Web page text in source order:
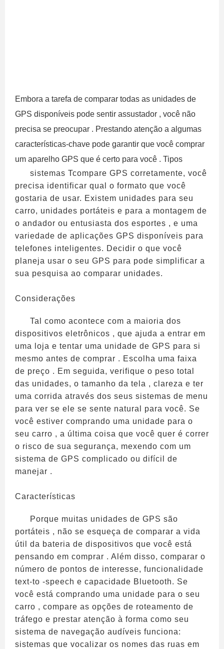
Embora a tarefa de comparar todas as unidades de
GPS disponíveis pode sentir assustador , você não
precisa se preocupar . Prestando atenção a algumas
características-chave pode garantir que você comprar
um aparelho GPS que é certo para você . Tipos
sistemas Tcompare GPS corretamente, você
precisa identificar qual o formato que você
gostaria de usar. Existem unidades para seu
carro, unidades portáteis e para a montagem de
o andador ou entusiasta dos esportes , e uma
variedade de aplicações GPS disponíveis para
telefones inteligentes. Decidir o que você
planeja usar o seu GPS para pode simplificar a
sua pesquisa ao comparar unidades.
Considerações
Tal como acontece com a maioria dos
dispositivos eletrônicos , que ajuda a entrar em
uma loja e tentar uma unidade de GPS para si
mesmo antes de comprar . Escolha uma faixa
de preço . Em seguida, verifique o peso total
das unidades, o tamanho da tela , clareza e ter
uma corrida através dos seus sistemas de menu
para ver se ele se sente natural para você. Se
você estiver comprando uma unidade para o
seu carro , a última coisa que você quer é correr
o risco de sua segurança, mexendo com um
sistema de GPS complicado ou difícil de
manejar .
Características
Porque muitas unidades de GPS são
portáteis , não se esqueça de comparar a vida
útil da bateria de dispositivos que você está
pensando em comprar . Além disso, comparar o
número de pontos de interesse, funcionalidade
text-to -speech e capacidade Bluetooth. Se
você está comprando uma unidade para o seu
carro , compare as opções de roteamento de
tráfego e prestar atenção à forma como seu
sistema de navegação audíveis funciona:
sistemas que vocalizar os nomes das ruas em